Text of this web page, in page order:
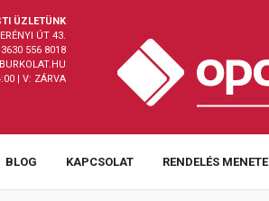
ÜZLETÜNK
ÚT 43.
556 8018
| V: ZÁRVA
BLOG KAPCSOLAT RENDELÉS MENETE